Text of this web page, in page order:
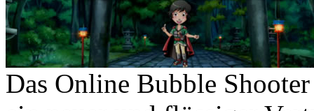
Das Online Bubble